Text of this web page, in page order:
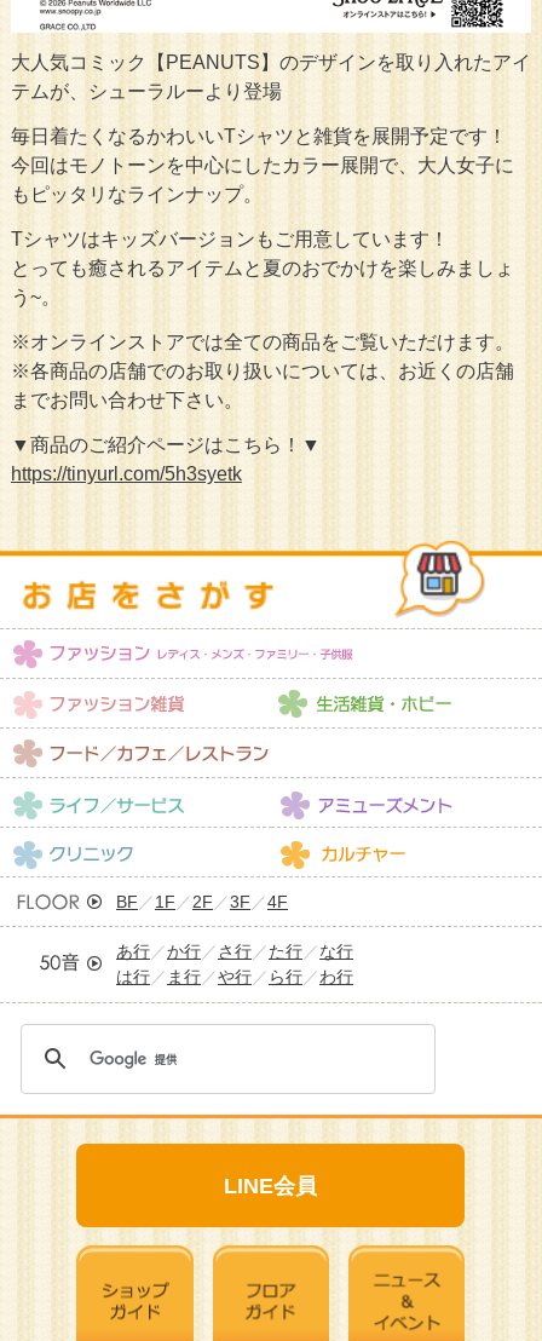
大人気コミック【PEANUTS】のデザインを取り入れたアイ
テムが、シューラルーより登場
毎日着たくなるかわいいTシャツと雑貨を展開予定です！
今回はモノトーンを中心にしたカラー展開で、大人女子に
もピッタリなラインナップ。
Tシャツはキッズバージョンもご用意しています！
とっても癒されるアイテムと夏のおでかけを楽しみましょ
う~。
※オンラインストアでは全ての商品をご覧いただけます。
※各商品の店舗でのお取り扱いについては、お近くの店舗
までお問い合わせ下さい。
▼商品のご紹介ページはこちら！▼
https://tinyurl.com/5h3syetk
BF ／1F ／2F ／3F ／4F
あ行 ／か行 ／ さ行 ／た行 ／な行
は行 ／ ま行 ／や行 ／ ら行 ／わ行
LINE会員